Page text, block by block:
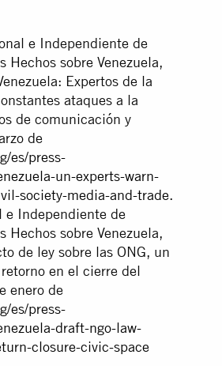
e Independiente de
Hechos sobre Venezuela,
Expertos de la
ataques a la
de comunicación y
de
es/press-
un-experts-warn-
society-media-and-trade.
e Independiente de
Hechos sobre Venezuela,
de ley sobre las ONG, un
en el cierre del
enero de
es/press-
draft-ngo-law-
closure-civic-space